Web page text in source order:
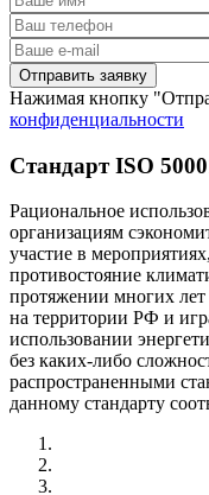
Нажимая кнопку
конфиденциальности
Стандарт ISO
Рациональное
организациям
участие в
противостояние
протяжении многих
на территории РФ и
использовании
без каких-либо
распространенными
данному стандарту